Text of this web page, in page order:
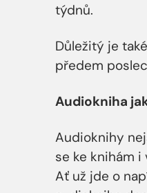
týdnů.
Důležitý je
předem
Audiokniha
Audioknihy
se ke knihám i
Ať už jde o